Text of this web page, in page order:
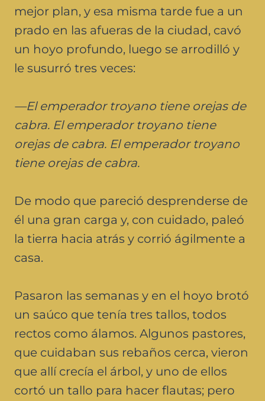
mejor plan, y esa misma tarde fue a un
prado en las afueras de la ciudad, cavó
un hoyo profundo, luego se arrodilló y
le susurró tres veces:
—El emperador troyano tiene orejas de
cabra. El emperador troyano tiene
orejas de cabra. El emperador troyano
tiene orejas de cabra.
De modo que pareció desprenderse de
él una gran carga y, con cuidado, paleó
la tierra hacia atrás y corrió ágilmente a
casa.
Pasaron las semanas y en el hoyo brotó
un saúco que tenía tres tallos, todos
rectos como álamos. Algunos pastores,
que cuidaban sus rebaños cerca, vieron
que allí crecía el árbol, y uno de ellos
cortó un tallo para hacer flautas; pero